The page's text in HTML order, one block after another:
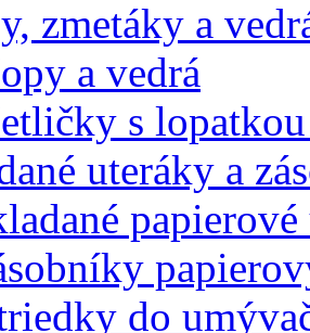
zmetáky a
a vedrá
s
uteráky a
do